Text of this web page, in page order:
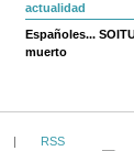
actualidad
Españoles...
muerto
|
RSS